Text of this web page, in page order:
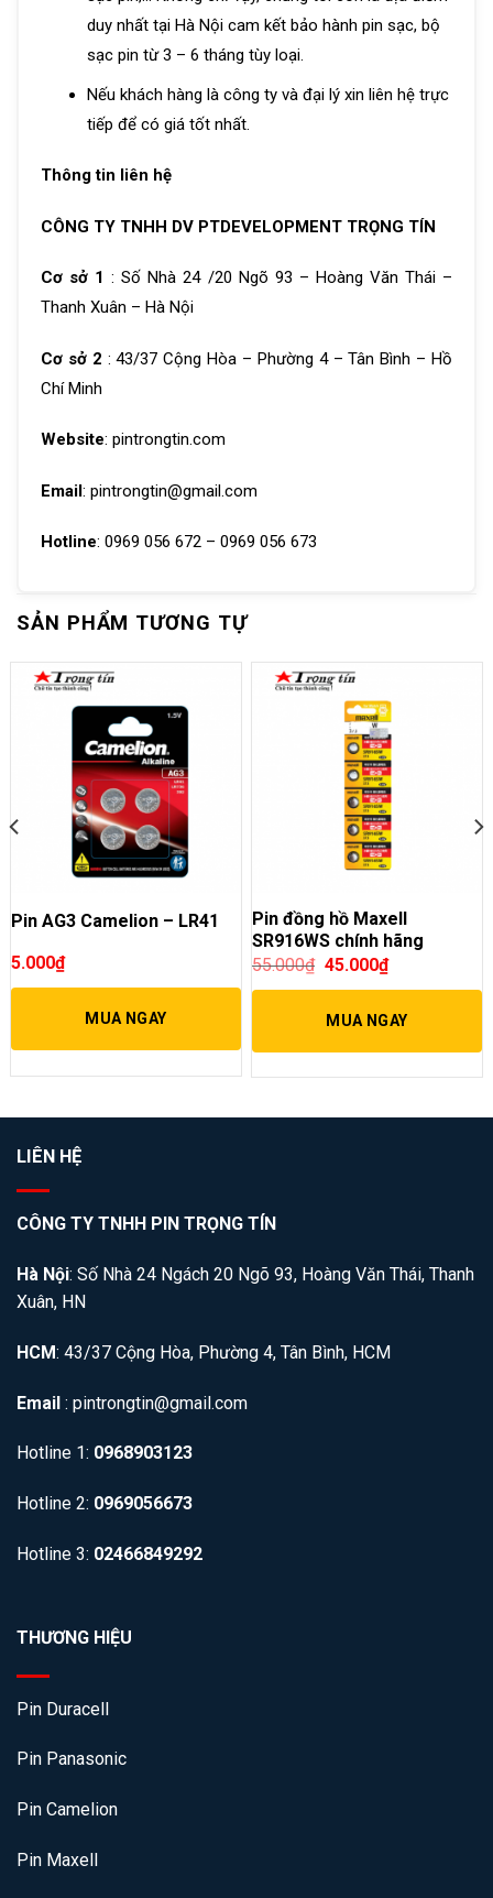
duy nhất tại Hà Nội cam kết bảo hành pin sạc, bộ
sạc pin từ 3 – 6 tháng tùy loại.
Nếu khách hàng là công ty và đại lý xin liên hệ trực
tiếp để có giá tốt nhất.
Thông tin liên hệ
CÔNG TY TNHH DV PTDEVELOPMENT TRỌNG TÍN
Cơ sở 1 : Số Nhà 24 /20 Ngõ 93 – Hoàng Văn Thái –
Thanh Xuân – Hà Nội
Cơ sở 2 : 43/37 Cộng Hòa – Phường 4 – Tân Bình – Hồ
Chí Minh
Website: pintrongtin.com
Email: pintrongtin@gmail.com
Hotline: 0969 056 672 – 0969 056 673
SẢN PHẨM TƯƠNG TỰ
Pin AG3 Camelion – LR41
5.000₫
MUA NGAY
Pin đồng hồ Maxell
SR916WS chính hãng
55.000₫ 45.000₫
MUA NGAY
LIÊN HỆ
CÔNG TY TNHH PIN TRỌNG TÍN
Hà Nội: Số Nhà 24 Ngách 20 Ngõ 93, Hoàng Văn Thái, Thanh
Xuân, HN
HCM: 43/37 Cộng Hòa, Phường 4, Tân Bình, HCM
Email : pintrongtin@gmail.com
Hotline 1: 0968903123
Hotline 2: 0969056673
Hotline 3: 02466849292
THƯƠNG HIỆU
Pin Duracell
Pin Panasonic
Pin Camelion
Pin Maxell